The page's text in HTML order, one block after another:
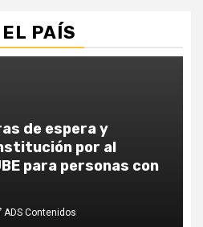
PAÍS
de espera y
por al
para personas con
ADS Contenidos